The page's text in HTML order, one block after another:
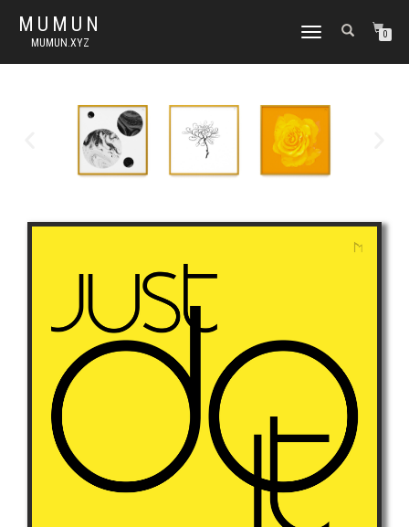
MUMUN
MUMUN.XYZ
토
내
게
이
션
0